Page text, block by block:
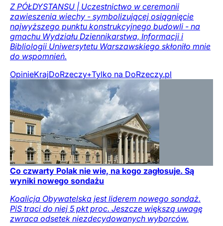
Z PÓŁDYSTANSU | Uczestnictwo w ceremonii
zawieszenia wiechy - symbolizującej osiągnięcie
najwyższego punktu konstrukcyjnego budowli - na
gmachu Wydziału Dziennikarstwa, Informacji i
Bibliologii Uniwersytetu Warszawskiego skłoniło mnie
do wspomnień.
OpinieKrajDoRzeczy+Tylko na DoRzeczy.pl
Co czwarty Polak nie wie, na kogo zagłosuje. Są
wyniki nowego sondażu
Koalicja Obywatelska jest liderem nowego sondaż.
PiS traci do niej 5 pkt proc. Jeszcze większą uwagę
zwraca odsetek niezdecydowanych wyborców.